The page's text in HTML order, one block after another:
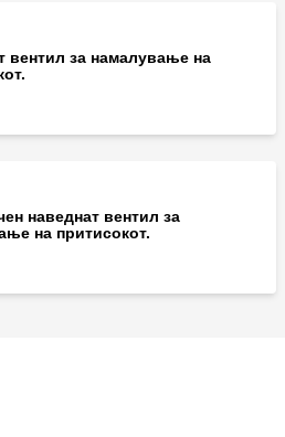
вентил за намалување на
наведнат вентил за
на притисокот.